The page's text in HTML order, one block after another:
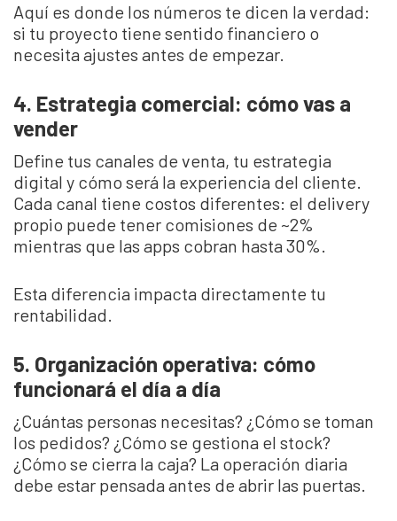
Aquí es donde los números te dicen la verdad:
si tu proyecto tiene sentido financiero o
necesita ajustes antes de empezar.
4. Estrategia comercial: cómo vas a
vender
Define tus canales de venta, tu estrategia
digital y cómo será la experiencia del cliente.
Cada canal tiene costos diferentes: el delivery
propio puede tener comisiones de ~2%
mientras que las apps cobran hasta 30%.
Esta diferencia impacta directamente tu
rentabilidad.
5. Organización operativa: cómo
funcionará el día a día
¿Cuántas personas necesitas? ¿Cómo se toman
los pedidos? ¿Cómo se gestiona el stock?
¿Cómo se cierra la caja? La operación diaria
debe estar pensada antes de abrir las puertas.